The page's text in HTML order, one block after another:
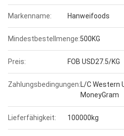
Markenname: Hanweifoods
Mindestbestellmenge:500KG
Preis: FOB USD27.5/KG
Zahlungsbedingungen:L/C Western
MoneyGram
Lieferfähigkeit: 100000kg